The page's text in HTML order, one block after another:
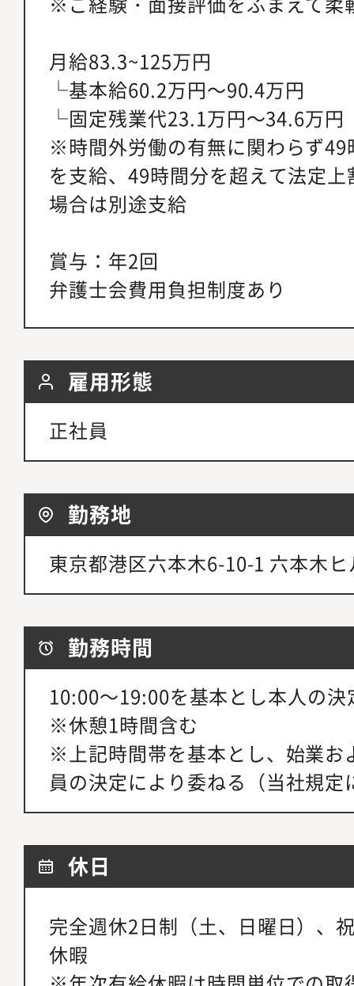
月給83.3~125万円
└基本給60.2万円～90.4万円
└固定残業代23.1万円～34.6万円
※時間外労働の有無に関わらず49
を支給、49時間分を超えて法定
場合は別途支給
賞与：年2回
弁護士会費用負担制度あり
雇用形態
正社員
勤務地
東京都港区六本木6-10-1 六本木
勤務時間
10:00～19:00を基本とし本人の
※休憩1時間含む
※上記時間帯を基本とし、始業お
員の決定により委ねる（当社規定
休日
完全週休2日制（土、日曜日）、
休暇